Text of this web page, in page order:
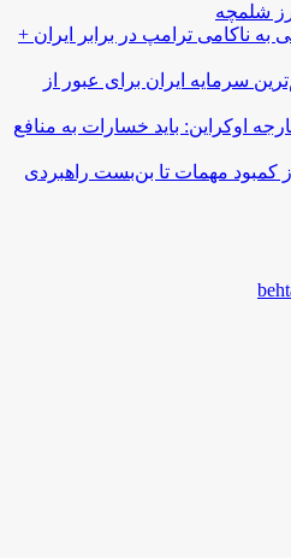
شلمچه
به ناکامی ترامپ در برابر ایران +
سرمایه ایران برای عبور از
اوکراین: باید خسارات به منافع
کمبود مهمات تا بن‌بست راهبردی